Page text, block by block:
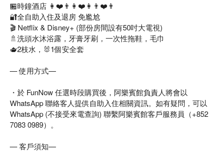
🏪時鐘酒店 👩❤️👨👩❤️👩👨❤️👨
🔐全自助入住及退房 免尷尬
🎬 Netflix & Disney+ (部份房間設有50吋大電視)
🚿洗頭水沐浴露，牙膏牙刷，一次性拖鞋，毛巾
🫖2枝水，🐰1個安全套
— 使用方式—
・於 FunNow 任選時段購買後，阿樂賓館負責人將會以
WhatsApp 聯絡客人提供自助入住相關資訊。如有疑問，可以
WhatsApp (不接受來電查詢) 聯繫阿樂賓館客戶服務員（+852
7083 0989）。
— 客戶須知—